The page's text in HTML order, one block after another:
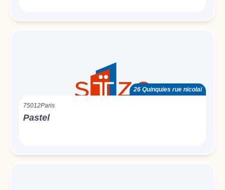
26 Quinquies rue nicolaï
75012Paris
Pastel